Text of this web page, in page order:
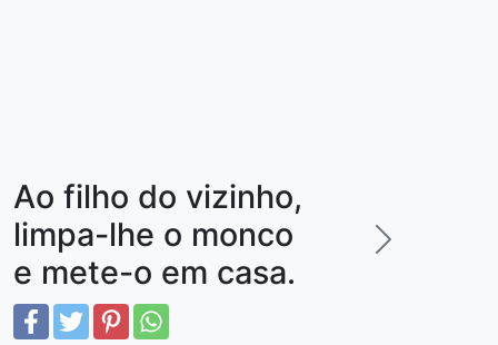
Ao filho do vizinho,
limpa-lhe o monco
e mete-o em casa.